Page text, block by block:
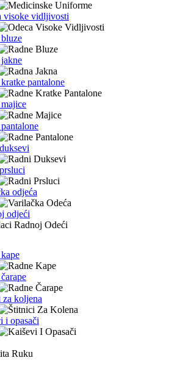
visoke vidljivosti
pantalone
odjeća
odjeći
za koljena
i opasači